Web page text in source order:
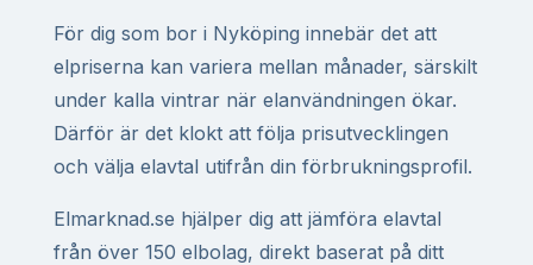
För dig som bor i Nyköping innebär det att
elpriserna kan variera mellan månader, särskilt
under kalla vintrar när elanvändningen ökar.
Därför är det klokt att följa prisutvecklingen
och välja elavtal utifrån din förbrukningsprofil.
Elmarknad.se hjälper dig att jämföra elavtal
från över 150 elbolag, direkt baserat på ditt